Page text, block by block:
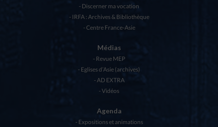
Discerner ma vocation
IRFA : Archives & Bibliothèque
Centre France-Asie
Médias
Revue MEP
Eglises d’Asie (archives)
AD EXTRA
Vidéos
Agenda
Expositions et animations